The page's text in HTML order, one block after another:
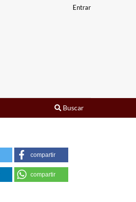
Buscar
Entrar
compartir
compartir